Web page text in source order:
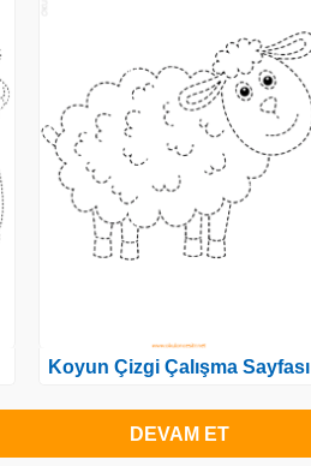
Koyun Çizgi Çalışma Sayfası
DEVAM ET